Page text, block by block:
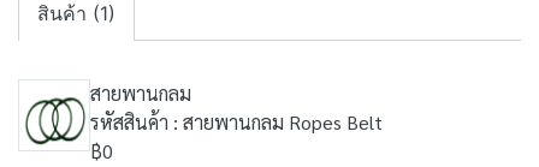
สินค้า (1)
สายพานกลม
รหัสสินค้า : สายพานกลม Ropes Belt
฿0